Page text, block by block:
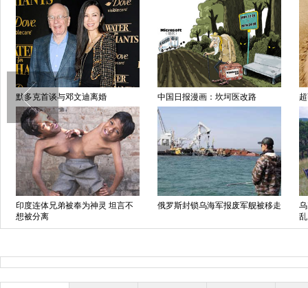
默多克首谈与邓文迪离婚 中国日报漫画：坎坷医改路
印度连体兄弟被奉为神灵 坦言不
想被分离
俄罗斯封锁乌海军报废军舰被移走